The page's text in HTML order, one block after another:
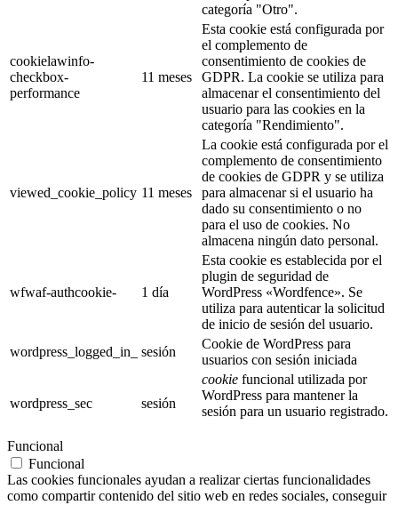
categoría "Otro".
cookielawinfo-
checkbox-
performance
11 meses
Esta cookie está configurada por
el complemento de
consentimiento de cookies de
GDPR. La cookie se utiliza para
almacenar el consentimiento del
usuario para las cookies en la
categoría "Rendimiento".
viewed_cookie_policy 11 meses
La cookie está configurada por el
complemento de consentimiento
de cookies de GDPR y se utiliza
para almacenar si el usuario ha
dado su consentimiento o no
para el uso de cookies. No
almacena ningún dato personal.
wfwaf-authcookie- 1 día
Esta cookie es establecida por el
plugin de seguridad de
WordPress «Wordfence». Se
utiliza para autenticar la solicitud
de inicio de sesión del usuario.
wordpress_logged_in_
sesión
Cookie de WordPress para
usuarios con sesión iniciada
wordpress_sec sesión
cookie funcional utilizada por
WordPress para mantener la
sesión para un usuario registrado.
Funcional
Funcional
Las cookies funcionales ayudan a realizar ciertas funcionalidades
como compartir contenido del sitio web en redes sociales, conseguir